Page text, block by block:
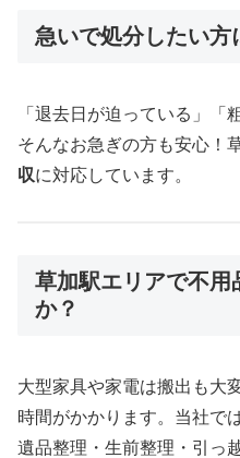
急いで処分したい方
「退去日が迫っている」「
そんなお急ぎの方も安心！
収に対応しています。
草加駅エリアで不用
か？
大型家具や家電は搬出も大
時間がかかります。当社で
遺品整理・生前整理・引っ